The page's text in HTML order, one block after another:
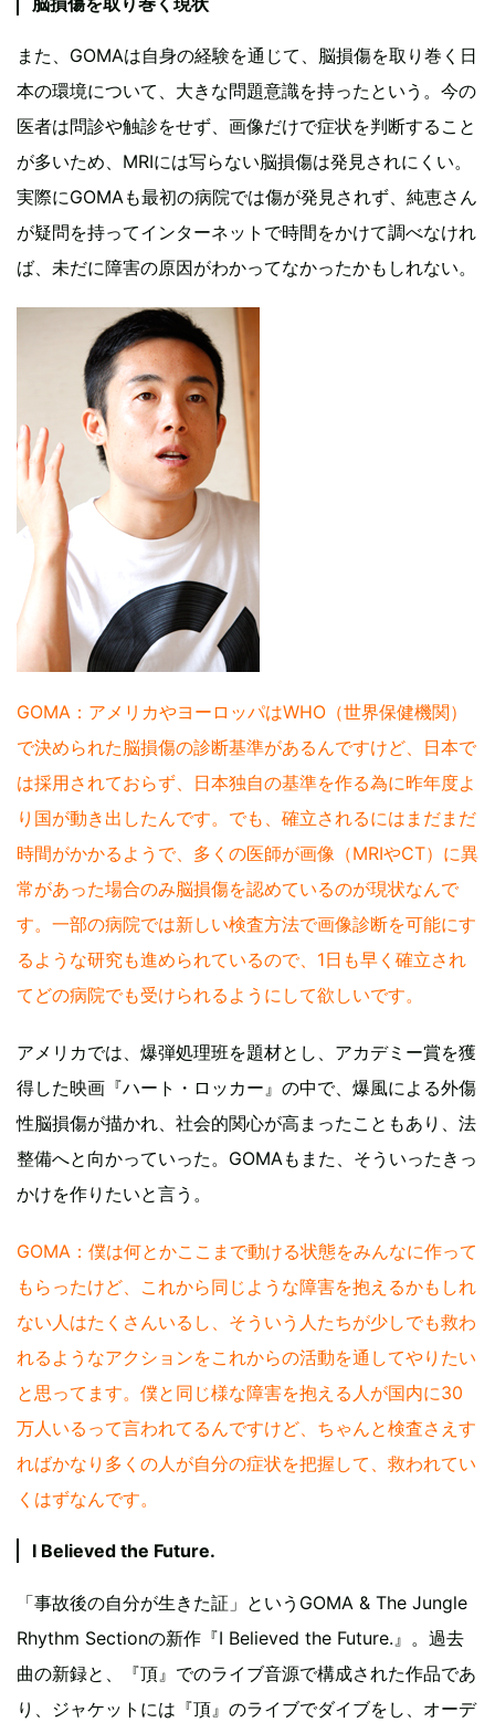
また、GOMAは自身の経験を通じて、脳損傷を取り巻く日
本の環境について、大きな問題意識を持ったという。今の
医者は問診や触診をせず、画像だけで症状を判断すること
が多いため、MRIには写らない脳損傷は発見されにくい。
実際にGOMAも最初の病院では傷が発見されず、純恵さん
が疑問を持ってインターネットで時間をかけて調べなけれ
ば、未だに障害の原因がわかってなかったかもしれない。
GOMA：アメリカやヨーロッパはWHO（世界保健機関）
で決められた脳損傷の診断基準があるんですけど、日本で
は採用されておらず、日本独自の基準を作る為に昨年度よ
り国が動き出したんです。でも、確立されるにはまだまだ
時間がかかるようで、多くの医師が画像（MRIやCT）に異
常があった場合のみ脳損傷を認めているのが現状なんで
す。一部の病院では新しい検査方法で画像診断を可能にす
るような研究も進められているので、1日も早く確立され
てどの病院でも受けられるようにして欲しいです。
アメリカでは、爆弾処理班を題材とし、アカデミー賞を獲
得した映画『ハート・ロッカー』の中で、爆風による外傷
性脳損傷が描かれ、社会的関心が高まったこともあり、法
整備へと向かっていった。GOMAもまた、そういったきっ
かけを作りたいと言う。
GOMA：僕は何とかここまで動ける状態をみんなに作って
もらったけど、これから同じような障害を抱えるかもしれ
ない人はたくさんいるし、そういう人たちが少しでも救わ
れるようなアクションをこれからの活動を通してやりたい
と思ってます。僕と同じ様な障害を抱える人が国内に30
万人いるって言われてるんですけど、ちゃんと検査さえす
ればかなり多くの人が自分の症状を把握して、救われてい
くはずなんです。
I Believed the Future.
「事故後の自分が生きた証」というGOMA & The Jungle
Rhythm Sectionの新作『I Believed the Future.』。過去
曲の新録と、『頂』でのライブ音源で構成された作品であ
り、ジャケットには『頂』のライブでダイブをし、オーデ